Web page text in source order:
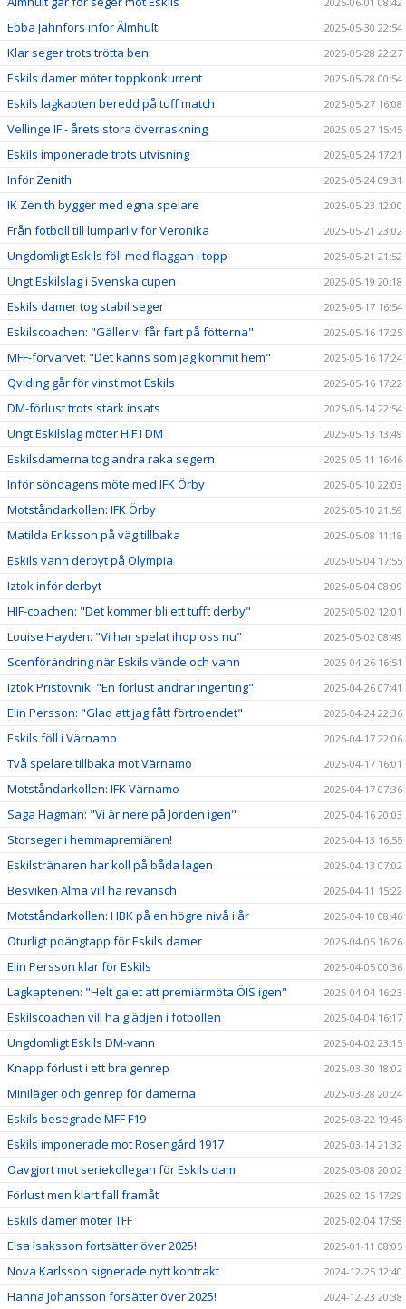
Ebba Jahnfors inför Älmhult 2025-05-30 22:54
Klar seger trots trötta ben 2025-05-28 22:27
Eskils damer möter toppkonkurrent 2025-05-28 00:54
Eskils lagkapten beredd på tuff match 2025-05-27 16:08
Vellinge IF - årets stora överraskning 2025-05-27 15:45
Eskils imponerade trots utvisning 2025-05-24 17:21
Inför Zenith 2025-05-24 09:31
IK Zenith bygger med egna spelare 2025-05-23 12:00
Från fotboll till lumparliv för Veronika 2025-05-21 23:02
Ungdomligt Eskils föll med flaggan i topp 2025-05-21 21:52
Ungt Eskilslag i Svenska cupen 2025-05-19 20:18
Eskils damer tog stabil seger 2025-05-17 16:54
Eskilscoachen: "Gäller vi får fart på fötterna" 2025-05-16 17:25
MFF-förvärvet: "Det känns som jag kommit hem" 2025-05-16 17:24
Qviding går för vinst mot Eskils 2025-05-16 17:22
DM-förlust trots stark insats 2025-05-14 22:54
Ungt Eskilslag möter HIF i DM 2025-05-13 13:49
Eskilsdamerna tog andra raka segern 2025-05-11 16:46
Inför söndagens möte med IFK Örby 2025-05-10 22:03
Motståndarkollen: IFK Örby 2025-05-10 21:59
Matilda Eriksson på väg tillbaka 2025-05-08 11:18
Eskils vann derbyt på Olympia 2025-05-04 17:55
Iztok inför derbyt 2025-05-04 08:09
HIF-coachen: "Det kommer bli ett tufft derby" 2025-05-02 12:01
Louise Hayden: "Vi har spelat ihop oss nu" 2025-05-02 08:49
Scenförändring när Eskils vände och vann 2025-04-26 16:51
Iztok Pristovnik: "En förlust ändrar ingenting" 2025-04-26 07:41
Elin Persson: "Glad att jag fått förtroendet" 2025-04-24 22:36
Eskils föll i Värnamo 2025-04-17 22:06
Två spelare tillbaka mot Värnamo 2025-04-17 16:01
Motståndarkollen: IFK Värnamo 2025-04-17 07:36
Saga Hagman: "Vi är nere på Jorden igen" 2025-04-16 20:03
Storseger i hemmapremiären! 2025-04-13 16:55
Eskilstränaren har koll på båda lagen 2025-04-13 07:02
Besviken Alma vill ha revansch 2025-04-11 15:22
Motståndarkollen: HBK på en högre nivå i år 2025-04-10 08:46
Oturligt poängtapp för Eskils damer 2025-04-05 16:26
Elin Persson klar för Eskils 2025-04-05 00:36
Lagkaptenen: "Helt galet att premiärmöta ÖIS igen" 2025-04-04 16:23
Eskilscoachen vill ha glädjen i fotbollen 2025-04-04 16:17
Ungdomligt Eskils DM-vann 2025-04-02 23:15
Knapp förlust i ett bra genrep 2025-03-30 18:02
Miniläger och genrep för damerna 2025-03-28 20:24
Eskils besegrade MFF F19 2025-03-22 19:45
Eskils imponerade mot Rosengård 1917 2025-03-14 21:32
Oavgjort mot seriekollegan för Eskils dam 2025-03-08 20:02
Förlust men klart fall framåt 2025-02-15 17:29
Eskils damer möter TFF 2025-02-04 17:58
Elsa Isaksson fortsätter över 2025! 2025-01-11 08:05
Nova Karlsson signerade nytt kontrakt 2024-12-25 12:40
Hanna Johansson forsätter över 2025! 2024-12-23 20:38